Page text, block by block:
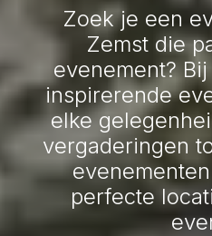
Zoek je een
Zemst die
evenement?
inspirerende
elke
vergaderingen
perfecte